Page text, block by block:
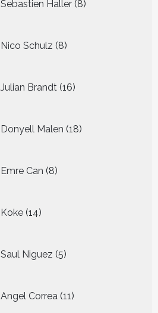
Sebastien Haller 8
producten
Nico Schulz 8
producten
Julian Brandt 16
producten
Donyell Malen 18
producten
Emre Can 8
producten
Koke 14
producten
Saul Niguez 5
producten
Angel Correa 11
producten